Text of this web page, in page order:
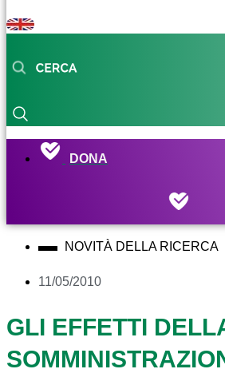
DONA
NOVITÀ DELLA RICERCA
11/05/2010
GLI EFFETTI